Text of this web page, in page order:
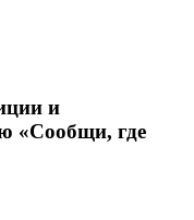
и
«Сообщи, где